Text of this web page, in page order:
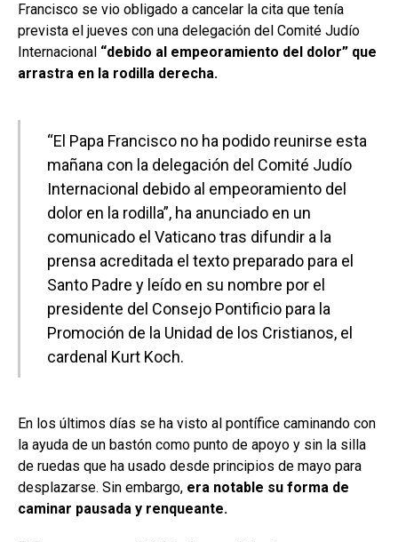
Francisco se vio obligado a cancelar la cita que tenía
prevista el jueves con una delegación del Comité Judío
Internacional “debido al empeoramiento del dolor” que
arrastra en la rodilla derecha.
“El Papa Francisco no ha podido reunirse esta
mañana con la delegación del Comité Judío
Internacional debido al empeoramiento del
dolor en la rodilla”, ha anunciado en un
comunicado el Vaticano tras difundir a la
prensa acreditada el texto preparado para el
Santo Padre y leído en su nombre por el
presidente del Consejo Pontificio para la
Promoción de la Unidad de los Cristianos, el
cardenal Kurt Koch.
En los últimos días se ha visto al pontífice caminando con
la ayuda de un bastón como punto de apoyo y sin la silla
de ruedas que ha usado desde principios de mayo para
desplazarse. Sin embargo, era notable su forma de
caminar pausada y renqueante.